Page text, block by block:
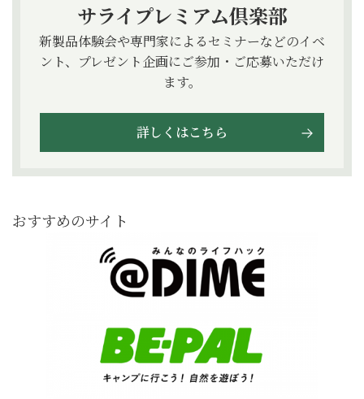
サライプレミアム倶楽部
新製品体験会や専門家によるセミナーなどのイベ
ント、プレゼント企画にご参加・ご応募いただけ
ます。
詳しくはこちら
おすすめのサイト